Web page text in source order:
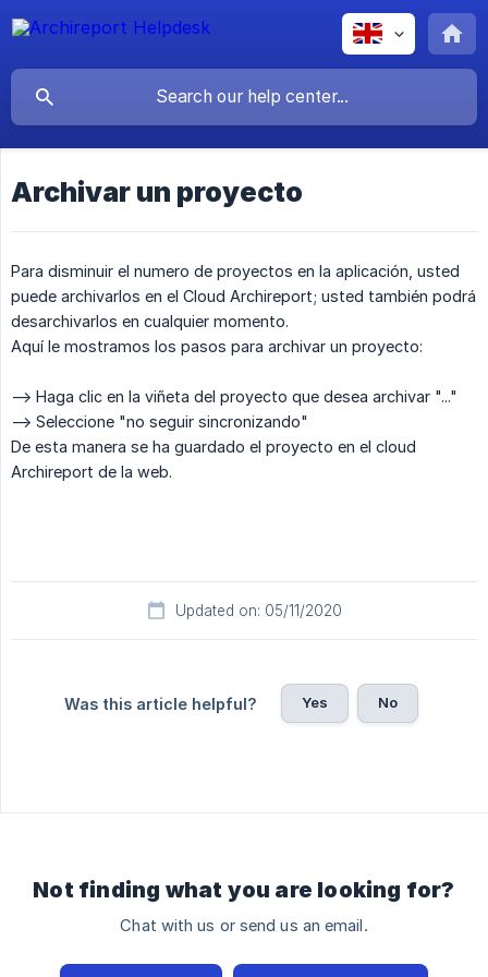
Archivar un proyecto
Para disminuir el numero de proyectos en la aplicación, usted
puede archivarlos en el Cloud Archireport; usted también podrá
desarchivarlos en cualquier momento.
Aquí le mostramos los pasos para archivar un proyecto:
--> Haga clic en la viñeta del proyecto que desea archivar "..."
--> Seleccione "no seguir sincronizando"
De esta manera se ha guardado el proyecto en el cloud
Archireport de la web.
Updated on: 05/11/2020
Was this article helpful? Yes No
Not finding what you are looking for?
Chat with us or send us an email.